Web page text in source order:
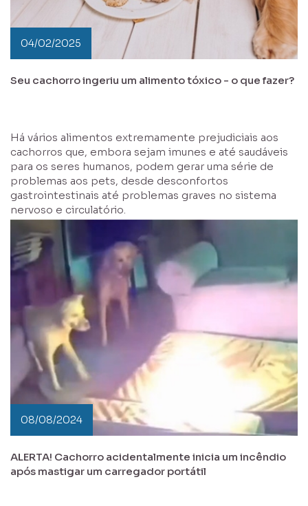
04/02/2025
Seu cachorro ingeriu um alimento tóxico - o que fazer?
Há vários alimentos extremamente prejudiciais aos
cachorros que, embora sejam imunes e até saudáveis
para os seres humanos, podem gerar uma série de
problemas aos pets, desde desconfortos
gastrointestinais até problemas graves no sistema
nervoso e circulatório.
08/08/2024
ALERTA! Cachorro acidentalmente inicia um incêndio
após mastigar um carregador portátil